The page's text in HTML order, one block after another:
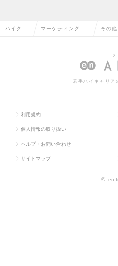
ハイクラ マーケティング・ その他
グ系
若手ハイキャリア
利用規約
個人情報の取り扱い
ヘルプ・お問い合わせ
サイトマップ
© en